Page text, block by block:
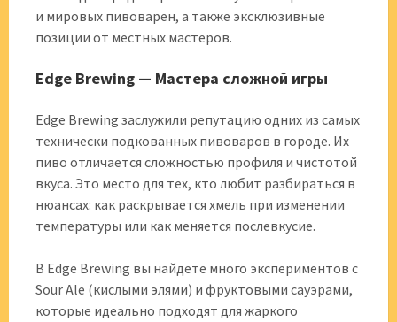
и мировых пивоварен, а также эксклюзивные
позиции от местных мастеров.
Edge Brewing — Мастера сложной игры
Edge Brewing заслужили репутацию одних из самых
технически подкованных пивоваров в городе. Их
пиво отличается сложностью профиля и чистотой
вкуса. Это место для тех, кто любит разбираться в
нюансах: как раскрывается хмель при изменении
температуры или как меняется послевкусие.
В Edge Brewing вы найдете много экспериментов с
Sour Ale (кислыми элями) и фруктовыми сауэрами,
которые идеально подходят для жаркого